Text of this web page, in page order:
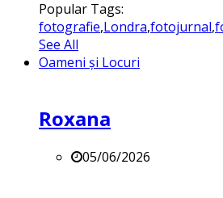
Popular Tags:
fotografie,Londra,fotojurnal,
See All
Oameni și Locuri
Roxana
05/06/2026